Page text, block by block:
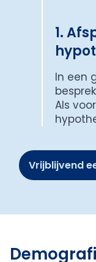
1.
In een
Als
Vrijblijvend